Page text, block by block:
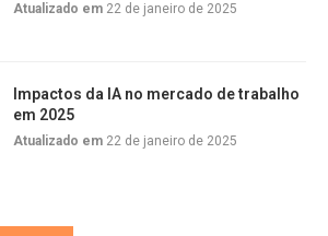
Atualizado em 22 de janeiro de 2025
Impactos da IA no mercado de trabalho
em 2025
Atualizado em 22 de janeiro de 2025